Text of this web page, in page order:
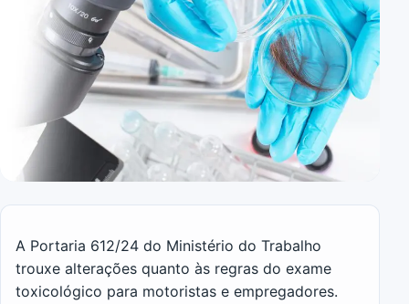
A Portaria 612/24 do Ministério do Trabalho
trouxe alterações quanto às regras do exame
toxicológico para motoristas e empregadores.